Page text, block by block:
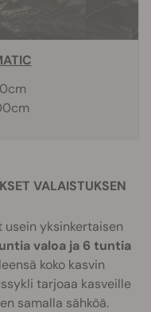
VALAISTUKSEN
yksinkertaisen
valoa ja 6 tuntia
koko kasvin
tarjoaa kasveille
samalla sähköä.